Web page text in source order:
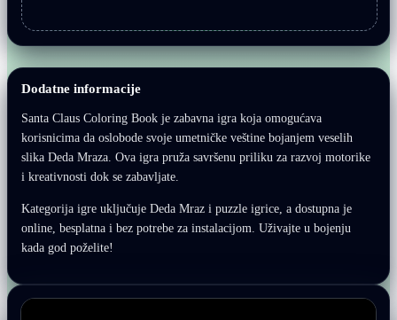
Dodatne informacije
Santa Claus Coloring Book je zabavna igra koja omogućava
korisnicima da oslobode svoje umetničke veštine bojanjem veselih
slika Deda Mraza. Ova igra pruža savršenu priliku za razvoj motorike
i kreativnosti dok se zabavljate.
Kategorija igre uključuje Deda Mraz i puzzle igrice, a dostupna je
online, besplatna i bez potrebe za instalacijom. Uživajte u bojenju
kada god poželite!